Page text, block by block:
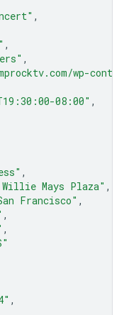
,
,
,
wp-
08:00" ,
,
Mays Plaza" ,
Francisco" ,
,
,
,